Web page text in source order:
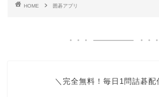
HOME 囲碁アプリ
＼完全無料！毎日1問詰碁配